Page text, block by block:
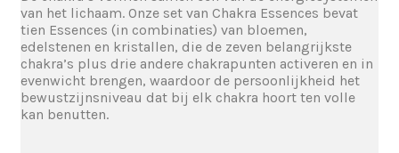
van het lichaam. Onze set van Chakra Essences bevat
tien Essences (in combinaties) van bloemen,
edelstenen en kristallen, die de zeven belangrijkste
chakra’s plus drie andere chakrapunten activeren en in
evenwicht brengen, waardoor de persoonlijkheid het
bewustzijnsniveau dat bij elk chakra hoort ten volle
kan benutten.